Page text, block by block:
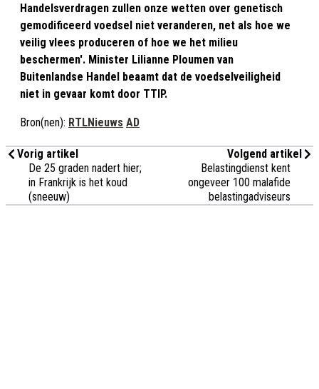
Handelsverdragen zullen onze wetten over genetisch
gemodificeerd voedsel niet veranderen, net als hoe we
veilig vlees produceren of hoe we het milieu
beschermen'. Minister Lilianne Ploumen van
Buitenlandse Handel beaamt dat de voedselveiligheid
niet in gevaar komt door TTIP.
Bron(nen): RTLNieuws AD
Vorig artikel
De 25 graden nadert hier;
in Frankrijk is het koud
(sneeuw)
Volgend artikel
Belastingdienst kent
ongeveer 100 malafide
belastingadviseurs